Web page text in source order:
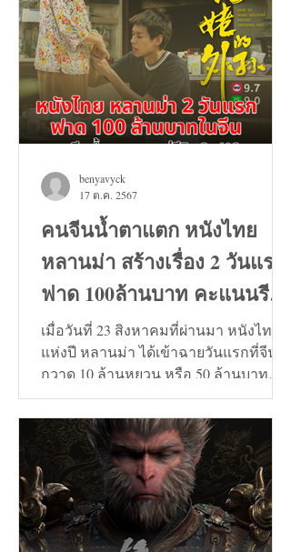
คนจีนน้ำตาแตก หนังไทย
หลานม่า สร้างเรื่อง 2 วันแรก
ฟาด 100ล้านบาท คะแนนรีวิว
9+
เมื่อวันที่ 23 สิงหาคมที่ผ่านมา หนังไทย
แห่งปี หลานม่า ได้เข้าฉายวันแรกที่จีน
กวาด 10 ล้านหยวน หรือ 50 ล้านบาท
และวันที่ 24 สิงหาคมทะลุ...
benyavyck
17 ต.ค. 2567